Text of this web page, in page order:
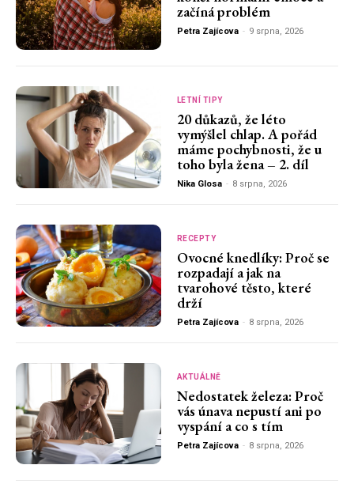
začíná problém
Petra Zajícova - 9 srpna, 2026
LETNÍ TIPY
20 důkazů, že léto
vymýšlel chlap. A pořád
máme pochybnosti, že u
toho byla žena – 2. díl
Nika Glosa - 8 srpna, 2026
RECEPTY
Ovocné knedlíky: Proč se
rozpadají a jak na
tvarohové těsto, které
drží
Petra Zajícova - 8 srpna, 2026
AKTUÁLNĚ
Nedostatek železa: Proč
vás únava nepustí ani po
vyspání a co s tím
Petra Zajícova - 8 srpna, 2026